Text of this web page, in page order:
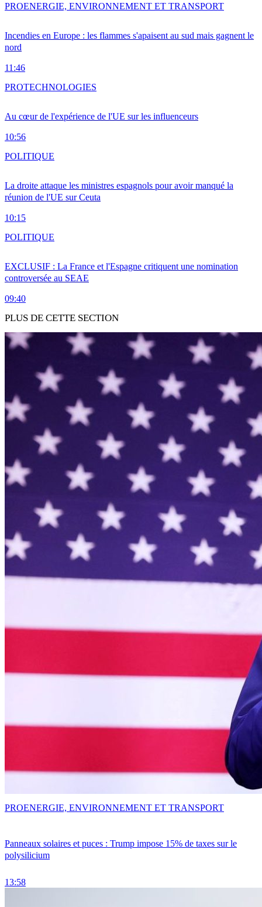
Incendies en Europe : les flammes s'apaisent au sud mais gagnent le
nord
11:46
PROENERGIE, ENVIRONNEMENT ET TRANSPORT
Au cœur de l'expérience de l'UE sur les influenceurs
10:56
PROTECHNOLOGIES
La droite attaque les ministres espagnols pour avoir manqué la
réunion de l'UE sur Ceuta
10:15
POLITIQUE
EXCLUSIF : La France et l'Espagne critiquent une nomination
controversée au SEAE
09:40
POLITIQUE
PLUS DE CETTE SECTION
Panneaux solaires et puces : Trump impose 15% de taxes sur le
polysilicium
13:58
PROENERGIE, ENVIRONNEMENT ET TRANSPORT